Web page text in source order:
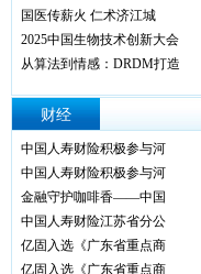
国医传薪火 仁术济江城
2025中国生物技术创新大会
从算法到情感：DRDM打造
财经
中国人寿财险积极参与河
中国人寿财险积极参与河
金融守护咖啡香——中国
中国人寿财险江苏省分公
亿固入选《广东省重点商
亿固入选《广东省重点商